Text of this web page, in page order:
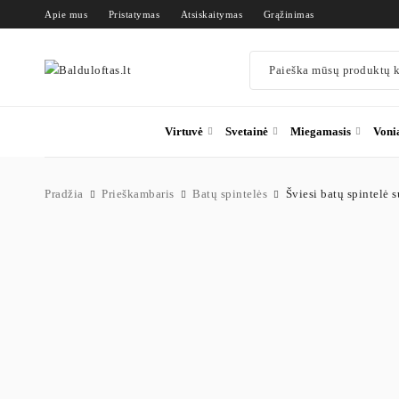
Apie mus Pristatymas Atsiskaitymas Grąžinimas
Virtuvė Svetainė Miegamasis
Pradžia Prieškambaris Batų spintelės Šviesi batų spintelė